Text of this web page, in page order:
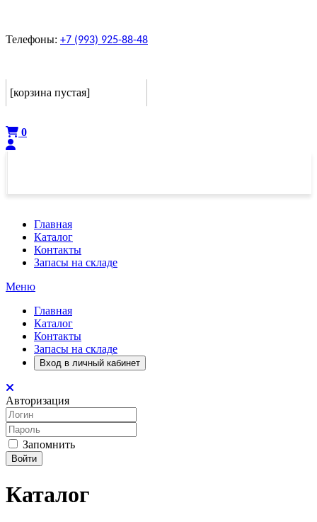
Телефоны: +7 (993) 925-88-48
[корзина пустая]
0
Главная
Каталог
Контакты
Запасы на складе
Меню
Главная
Каталог
Контакты
Запасы на складе
Вход в личный кабинет
Авторизация
Запомнить
Войти
Каталог